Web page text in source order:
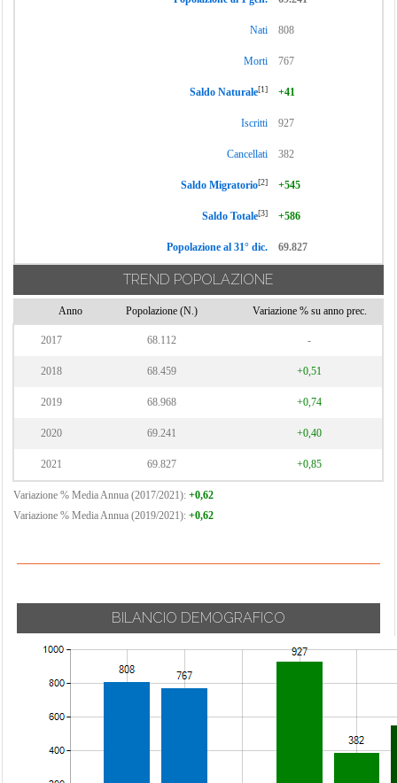
Nati 808
Morti 767
Saldo Naturale[1] +41
Iscritti 927
Cancellati 382
Saldo Migratorio[2] +545
Saldo Totale[3] +586
Popolazione al 31° dic. 69.827
TREND POPOLAZIONE
Anno Popolazione (N.) Variazione % su anno prec.
2017 68.112 -
2018 68.459 +0,51
2019 68.968 +0,74
2020 69.241 +0,40
2021 69.827 +0,85
Variazione % Media Annua (2017/2021): +0,62
Variazione % Media Annua (2019/2021): +0,62
BILANCIO DEMOGRAFICO